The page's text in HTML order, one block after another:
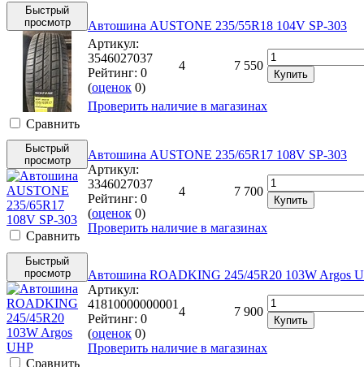
Быстрый
просмотр
Cравнить
Автошина AUSTONE 235/55R18 104V SP-303
Артикул:
3546027037
Рейтинг: 0
(оценок 0)
4 7 550
Купить
Проверить наличие в магазинах
Быстрый
просмотр
Cравнить
Автошина AUSTONE 235/65R17 108V SP-303
Артикул:
3346027037
Рейтинг: 0
(оценок 0)
4 7 700
Купить
Проверить наличие в магазинах
Быстрый
просмотр
Cравнить
Автошина ROADKING 245/45R20 103W Argos
Артикул:
41810000000001
Рейтинг: 0
(оценок 0)
4 7 900
Купить
Проверить наличие в магазинах